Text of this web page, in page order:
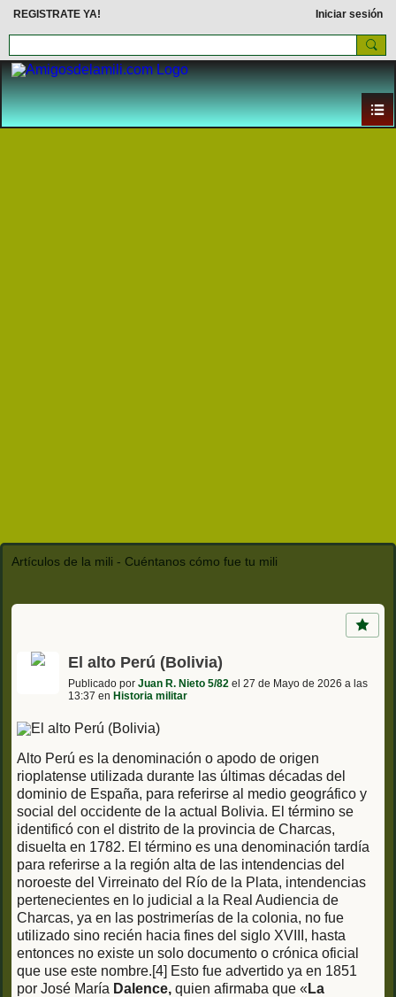
REGISTRATE YA! Iniciar sesión
Artículos de la mili - Cuéntanos cómo fue tu mili
El alto Perú (Bolivia)
Publicado por Juan R. Nieto 5/82 el 27 de Mayo de 2026 a las
13:37 en Historia militar
Alto Perú es la denominación o apodo de origen
rioplatense utilizada durante las últimas décadas del
dominio de España, para referirse al medio geográfico y
social del occidente de la actual Bolivia. El término se
identificó con el distrito de la provincia de Charcas,
disuelta en 1782. El término es una denominación tardía
para referirse a la región alta de las intendencias del
noroeste del Virreinato del Río de la Plata, intendencias
pertenecientes en lo judicial a la Real Audiencia de
Charcas, ya en las postrimerías de la colonia, no fue
utilizado sino recién hacia fines del siglo XVIII, hasta
entonces no existe un solo documento o crónica oficial
que use este nombre.[4] Esto fue advertido ya en 1851
por José María Dalence, quien afirmaba que « La